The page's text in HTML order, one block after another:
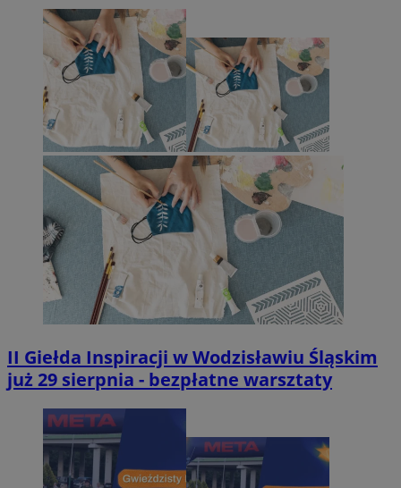
II Giełda Inspiracji w Wodzisławiu Śląskim
już 29 sierpnia - bezpłatne warsztaty